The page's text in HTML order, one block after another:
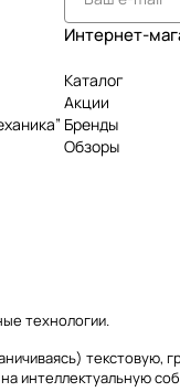
Интернет-
Каталог
Акции
Бренды
Обзоры
технологии.
интеллектуальную